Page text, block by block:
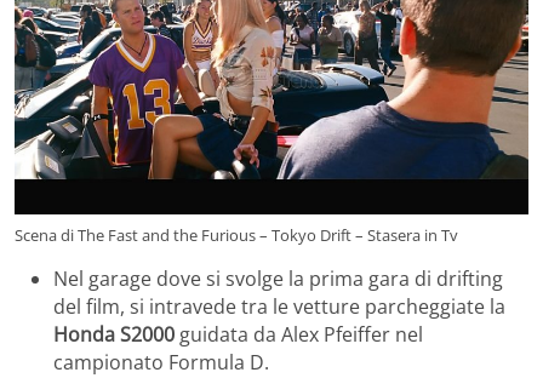
Scena di The Fast and the Furious – Tokyo Drift – Stasera in Tv
Nel garage dove si svolge la prima gara di drifting
del film, si intravede tra le vetture parcheggiate la
HondaS2000 guidata da Alex Pfeiffer nel
campionato Formula D.